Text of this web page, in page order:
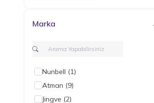
Marka
Nunbell (1)
Atman (9)
Jingve (2)